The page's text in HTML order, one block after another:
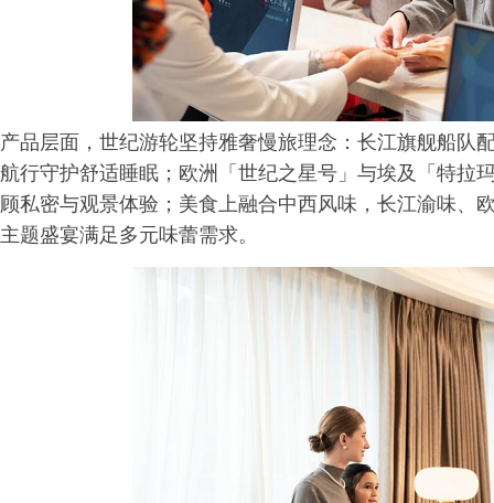
产品层面，世纪游轮坚持雅奢慢旅理念：长江旗舰船队
航行守护舒适睡眠；欧洲「世纪之星号」与埃及「特拉
顾私密与观景体验；美食上融合中西风味，长江渝味、
主题盛宴满足多元味蕾需求。